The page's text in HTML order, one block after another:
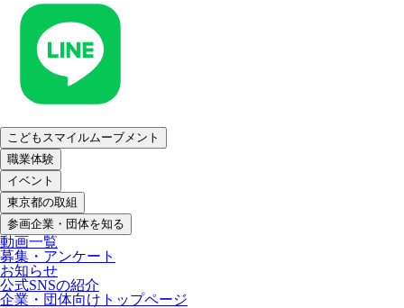
こどもスマイルムーブメント
職業体験
イベント
東京都の取組
参画企業・団体を知る
動画一覧
募集・アンケート
お知らせ
公式SNSの紹介
企業・団体向けトップページ